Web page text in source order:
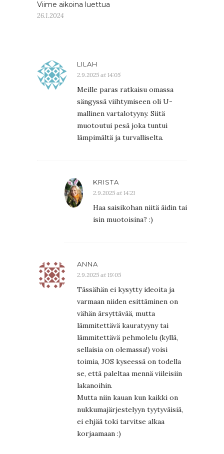
Viime aikoina luettua
26.1.2024
LILAH
2.9.2025 at 14:05
Meille paras ratkaisu omassa
sängyssä viihtymiseen oli U-
mallinen vartalotyyny. Siitä
muotoutui pesä joka tuntui
lämpimältä ja turvalliselta.
KRISTA
2.9.2025 at 14:21
Haa saisikohan niitä äidin tai
isin muotoisina? :)
ANNA
2.9.2025 at 19:05
Tässähän ei kysytty ideoita ja
varmaan niiden esittäminen on
vähän ärsyttävää, mutta
lämmitettävä kauratyyny tai
lämmitettävä pehmolelu (kyllä,
sellaisia on olemassa!) voisi
toimia, JOS kyseessä on todella
se, että paleltaa mennä viileisiin
lakanoihin.
Mutta niin kauan kun kaikki on
nukkumajärjestelyyn tyytyväisiä,
ei ehjää toki tarvitse alkaa
korjaamaan :)